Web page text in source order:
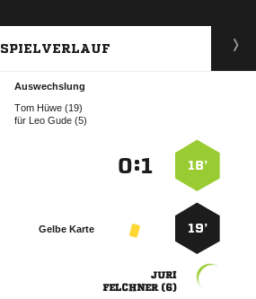
SPIELVERLAUF
Auswechslung
  
für   
18’
:
19’
Gelbe Karte

 